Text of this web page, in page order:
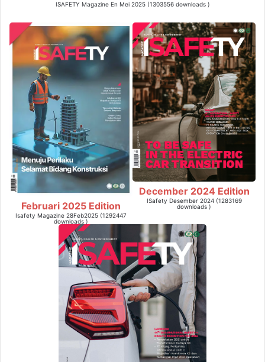
ISAFETY Magazine En Mei 2025 (1303556 downloads )
Februari 2025 Edition
Isafety Magazine 28Feb2025 (1292447
downloads )
December 2024 Edition
ISafety Desember 2024 (1283169
downloads )